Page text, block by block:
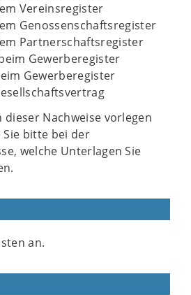
Vereinsregister
Genossenschaftsregister
Partnerschaftsregister
Gewerberegister
Gewerberegister
dieser Nachweise vorlegen
bitte bei der
welche Unterlagen Sie
an.